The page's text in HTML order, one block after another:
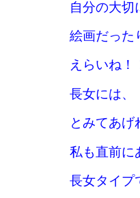
自分の大切
絵画だった
えらいね！
長女には、
とみてあげ
私も直前に
長女タイプ